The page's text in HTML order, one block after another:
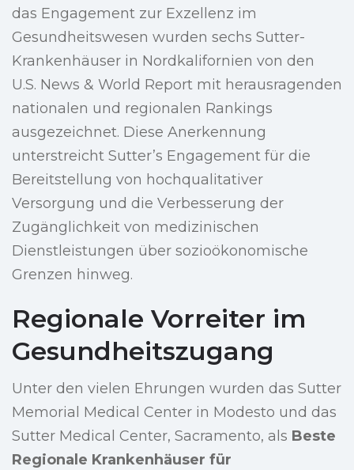
das Engagement zur Exzellenz im
Gesundheitswesen wurden sechs Sutter-
Krankenhäuser in Nordkalifornien von den
U.S. News & World Report mit herausragenden
nationalen und regionalen Rankings
ausgezeichnet. Diese Anerkennung
unterstreicht Sutter’s Engagement für die
Bereitstellung von hochqualitativer
Versorgung und die Verbesserung der
Zugänglichkeit von medizinischen
Dienstleistungen über sozioökonomische
Grenzen hinweg.
Regionale Vorreiter im
Gesundheitszugang
Unter den vielen Ehrungen wurden das Sutter
Memorial Medical Center in Modesto und das
Sutter Medical Center, Sacramento, als Beste
Regionale Krankenhäuser für